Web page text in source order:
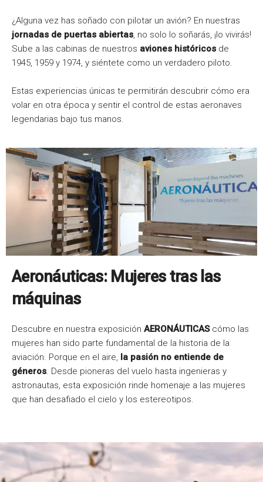
¿Alguna vez has soñado con pilotar un avión? En nuestras
jornadas de puertas abiertas, no solo lo soñarás, ¡lo vivirás!
Sube a las cabinas de nuestros aviones históricos de
1945, 1959 y 1974, y siéntete como un verdadero piloto.
Estas experiencias únicas te permitirán descubrir cómo era
volar en otra época y sentir el control de estas aeronaves
legendarias bajo tus manos.
Aeronáuticas: Mujeres tras las
máquinas
Descubre en nuestra exposición AERONÁUTICAScómo las
mujeres han sido parte fundamental de la historia de la
aviación. Porque en el aire, la pasión no entiende de
géneros. Desde pioneras del vuelo hasta ingenieras y
astronautas, esta exposición rinde homenaje a las mujeres
que han desafiado el cielo y los estereotipos.